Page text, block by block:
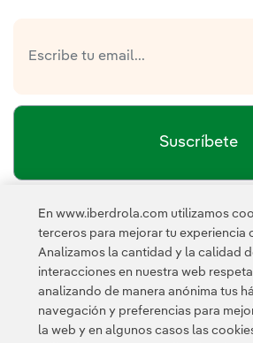
Suscríbete
He leído y acepto lapolítica
Newsletter
Enlace externo, se
Esta página está protegida por
Política de privacidad
En www.iberdrola.com utilizamos
terceros para mejorar tu experiencia
Analizamos la cantidad y la calidad
interacciones en nuestra web
analizando de manera anónima tus
navegación y preferencias para
la web y en algunos casos las